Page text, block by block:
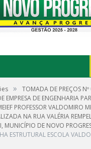
»
TOMADA DE PREÇOS
EMPRESA DE ENGENHARIA
PROFESSOR VALDOMIRO
NA RUA VALÉRIA
MUNICÍPIO DE NOVO
ESTRUTURAL ESCOLA